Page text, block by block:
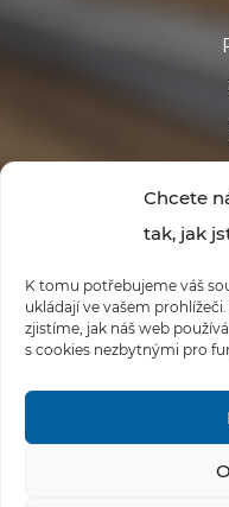
Chcete
tak, jak
K tomu potřebujeme váš
ukládají ve vašem
zjistíme, jak náš web
s cookies nezbytnými pro